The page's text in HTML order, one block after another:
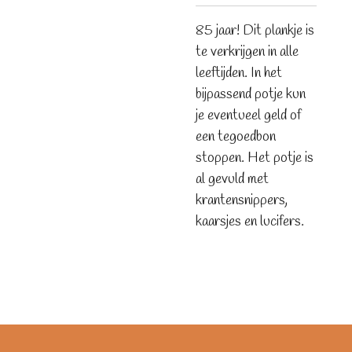
85 jaar! Dit plankje is
te verkrijgen in alle
leeftijden. In het
bijpassend potje kun
je eventueel geld of
een tegoedbon
stoppen. Het potje is
al gevuld met
krantensnippers,
kaarsjes en lucifers.